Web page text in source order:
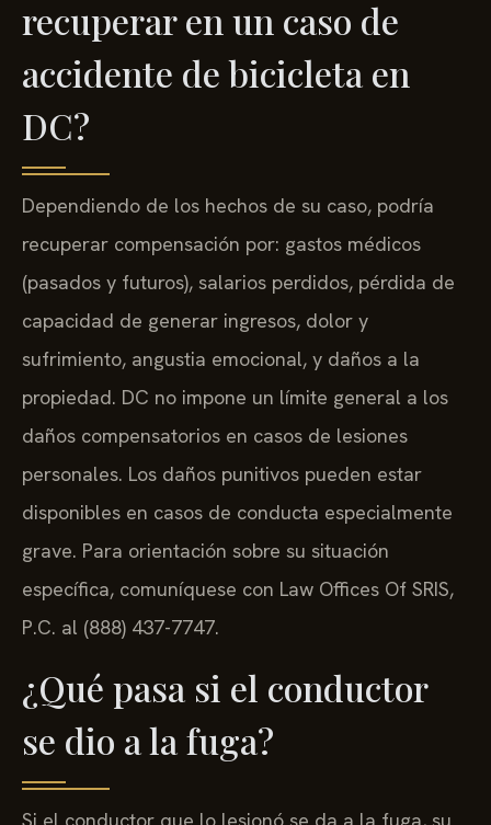
recuperar en un caso de
accidente de bicicleta en
DC?
Dependiendo de los hechos de su caso, podría
recuperar compensación por: gastos médicos
(pasados y futuros), salarios perdidos, pérdida de
capacidad de generar ingresos, dolor y
sufrimiento, angustia emocional, y daños a la
propiedad. DC no impone un límite general a los
daños compensatorios en casos de lesiones
personales. Los daños punitivos pueden estar
disponibles en casos de conducta especialmente
grave. Para orientación sobre su situación
específica, comuníquese con Law Offices Of SRIS,
P.C. al (888) 437-7747.
¿Qué pasa si el conductor
se dio a la fuga?